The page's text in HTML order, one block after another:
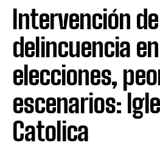
Intervención
delincuencia en
elecciones,
escenarios:
Catolica